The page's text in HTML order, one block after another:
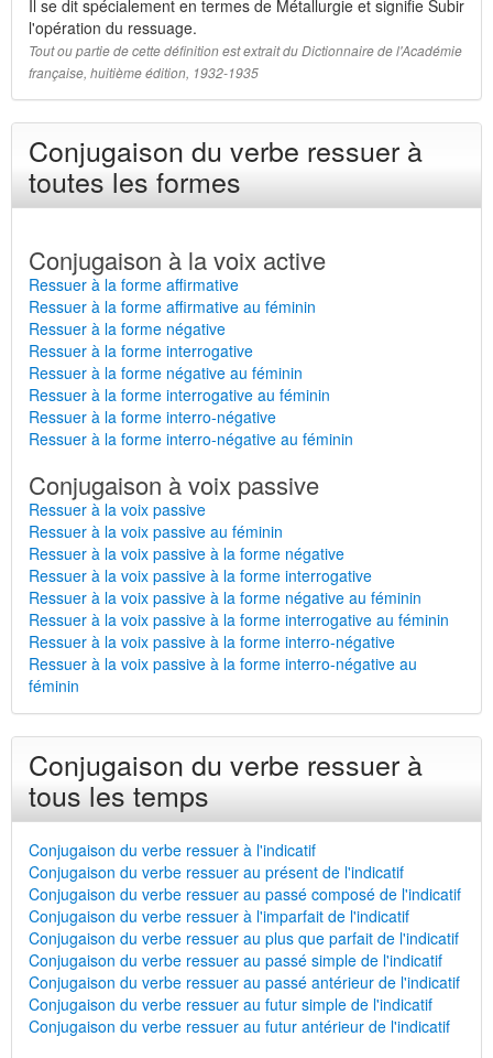
Il se dit spécialement en termes de Métallurgie et signifie Subir
l'opération du ressuage.
Tout ou partie de cette définition est extrait du Dictionnaire de l'Académie
française, huitième édition, 1932-1935
Conjugaison du verbe ressuer à
toutes les formes
Conjugaison à la voix active
Ressuer à la forme affirmative
Ressuer à la forme affirmative au féminin
Ressuer à la forme négative
Ressuer à la forme interrogative
Ressuer à la forme négative au féminin
Ressuer à la forme interrogative au féminin
Ressuer à la forme interro-négative
Ressuer à la forme interro-négative au féminin
Conjugaison à voix passive
Ressuer à la voix passive
Ressuer à la voix passive au féminin
Ressuer à la voix passive à la forme négative
Ressuer à la voix passive à la forme interrogative
Ressuer à la voix passive à la forme négative au féminin
Ressuer à la voix passive à la forme interrogative au féminin
Ressuer à la voix passive à la forme interro-négative
Ressuer à la voix passive à la forme interro-négative au
féminin
Conjugaison du verbe ressuer à
tous les temps
Conjugaison du verbe ressuer à l'indicatif
Conjugaison du verbe ressuer au présent de l'indicatif
Conjugaison du verbe ressuer au passé composé de l'indicatif
Conjugaison du verbe ressuer à l'imparfait de l'indicatif
Conjugaison du verbe ressuer au plus que parfait de l'indicatif
Conjugaison du verbe ressuer au passé simple de l'indicatif
Conjugaison du verbe ressuer au passé antérieur de l'indicatif
Conjugaison du verbe ressuer au futur simple de l'indicatif
Conjugaison du verbe ressuer au futur antérieur de l'indicatif